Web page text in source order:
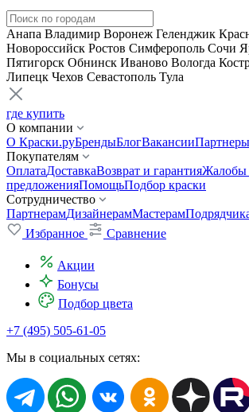
Анапа Владимир Воронеж Геленджик
Новороссийск Ростов Симферополь Сочи
Пятигорск Обнинск Иваново Вологда
Липецк Чехов Севастополь Тула
где купить
О компании
О Краски.руБрендыБлогВакансииПартнеры
Покупателям
ОплатаДоставкаВозврат и гарантияЖалобы
предложенияПомощьПодбор краски
Сотрудничество
ПартнерамДизайнерамМастерам
Избранное
Сравнение
Акции
Бонусы
Подбор цвета
+7 (495) 505-61-05
Мы в социальных сетях: